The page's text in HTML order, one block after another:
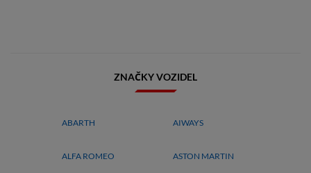
ZNAČKY VOZIDEL
ABARTH AIWAYS
ALFA ROMEO ASTON MARTIN